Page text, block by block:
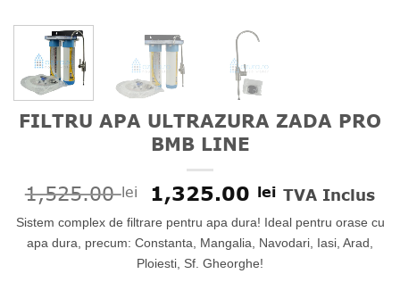
FILTRU APA ULTRAZURA ZADA PRO
BMB LINE
1,525.00lei Prețul
inițial
a
fost:
1,525.00 lei.
1,325.00 leiPrețul
curent
este:
1,325.00
TVA Inclus
Sistem complex de filtrare pentru apa dura! Ideal pentru orase cu
apa dura, precum: Constanta, Mangalia, Navodari, Iasi, Arad,
Ploiesti, Sf. Gheorghe!